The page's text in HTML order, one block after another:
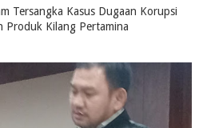
Tersangka Kasus Dugaan Korupsi
Produk Kilang Pertamina